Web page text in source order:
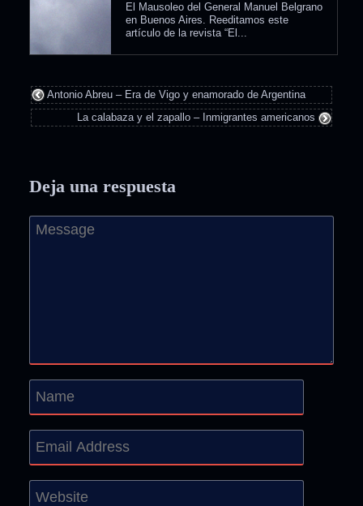
El Mausoleo del General Manuel Belgrano
en Buenos Aires. Reeditamos este
artículo de la revista “El...
Antonio Abreu – Era de Vigo y enamorado de Argentina
La calabaza y el zapallo – Inmigrantes americanos
Deja una respuesta